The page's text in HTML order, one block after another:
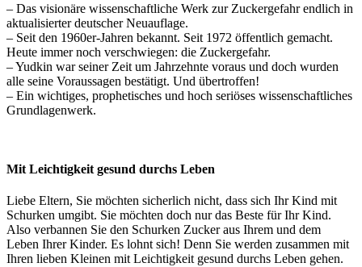
– Das visionäre wissenschaftliche Werk zur Zuckergefahr endlich in
aktualisierter deutscher Neuauflage.
– Seit den 1960er-Jahren bekannt. Seit 1972 öffentlich gemacht.
Heute immer noch verschwiegen: die Zuckergefahr.
– Yudkin war seiner Zeit um Jahrzehnte voraus und doch wurden
alle seine Voraussagen bestätigt. Und übertroffen!
– Ein wichtiges, prophetisches und hoch seriöses wissenschaftliches
Grundlagenwerk.
Mit Leichtigkeit gesund durchs Leben
Liebe Eltern, Sie möchten sicherlich nicht, dass sich Ihr Kind mit
Schurken umgibt. Sie möchten doch nur das Beste für Ihr Kind.
Also verbannen Sie den Schurken Zucker aus Ihrem und dem
Leben Ihrer Kinder. Es lohnt sich! Denn Sie werden zusammen mit
Ihren lieben Kleinen mit Leichtigkeit gesund durchs Leben gehen.